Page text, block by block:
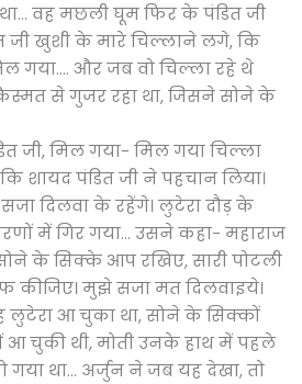
वह मछली घूम फिर के पंडित जी
जी खुशी के मारे चिल्लाने लगे, कि
गया.... और जब वो चिल्ला रहे थे
से गुजर रहा था, जिसने सोने के
जी, मिल गया- मिल गया चिल्ला
शायद पंडित जी ने पहचान लिया।
दिलवा के रहेंगे। लुटेरा दौड़ के
में गिर गया... उसने कहा- महाराज
के सिक्के आप रखिए, सारी पोटली
कीजिए। मुझे सजा मत दिलवाइये।
लुटेरा आ चुका था, सोने के सिक्कों
आ चुकी थी, मोती उनके हाथ में पहले
गया था... अर्जुन ने जब यह देखा, तो